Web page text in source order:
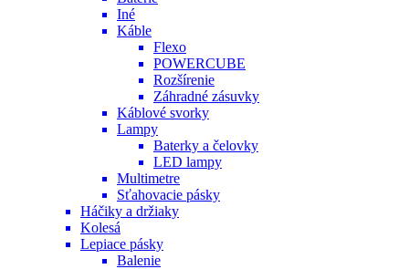
Iné
Káble
Flexo
POWERCUBE
Rozšírenie
Záhradné zásuvky
Káblové svorky
Lampy
Baterky a čelovky
LED lampy
Multimetre
Sťahovacie pásky
Háčiky a držiaky
Kolesá
Lepiace pásky
Balenie